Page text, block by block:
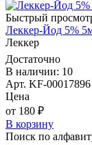
Быстрый
Леккер-Йод 5%
Леккер
Достаточно
В наличии: 10
Арт. KF-00017896
Цена
от 180 ₽
В корзину
Поиск по